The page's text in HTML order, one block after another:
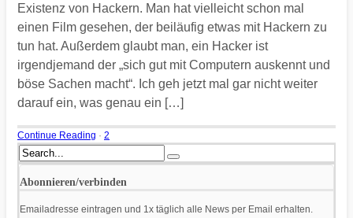
Existenz von Hackern. Man hat vielleicht schon mal
einen Film gesehen, der beiläufig etwas mit Hackern zu
tun hat. Außerdem glaubt man, ein Hacker ist
irgendjemand der „sich gut mit Computern auskennt und
böse Sachen macht“. Ich geh jetzt mal gar nicht weiter
darauf ein, was genau ein […]
Continue Reading · 2
Abonnieren/verbinden
Emailadresse eintragen und 1x täglich alle News per Email erhalten.